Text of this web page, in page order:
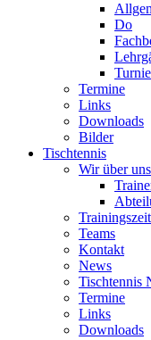
Do
Termine
Links
Downloads
Bilder
Tischtennis
Wir über uns
Teams
Kontakt
News
Tischtennis
Termine
Links
Downloads